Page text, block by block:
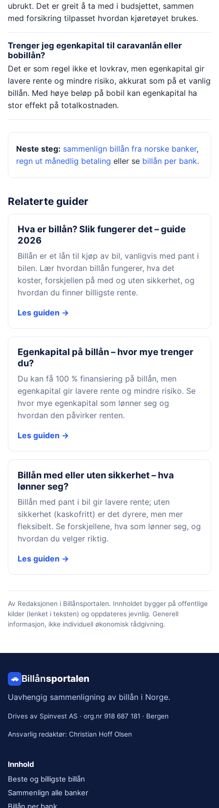
ubrukt. Det er greit å ta med i budsjettet, sammen
med forsikring tilpasset hvordan kjøretøyet brukes.
Trenger jeg egenkapital til caravanlån eller
bobillån?
Det er som regel ikke et lovkrav, men egenkapital gir
lavere rente og mindre risiko, akkurat som på et vanlig
billån. Med høye beløp på bobil kan egenkapital ha
stor effekt på totalkostnaden.
Neste steg: sammenlign billån fra norske banker,
regn ut månedlig betaling eller se billån per bank.
Relaterte guider
Hva er billån? Slik fungerer det – guide
2026
Billån er et lån til kjøp av bil, vanligvis med pant i
bilen. Lær hvordan billån fungerer, hva det
koster, forskjellen på med og uten sikkerhet, og
hvordan du finner billigste rente.
Les guiden →
Egenkapital på billån – hvor mye trenger
du?
Du kan få 100 % finansiering på billån, men
egenkapital gir lavere rente og mindre risiko. Se
hvor mye egenkapital som lønner seg og
hvordan den påvirker renten.
Les guiden →
Billån med eller uten sikkerhet – hva
lønner seg?
Billån med pant i bil gir lavere rente; uten
sikkerhet (kaskofritt) er det dyrere, men mer
fleksibelt. Se forskjellene, hva som lønner seg, og
hvordan du velger riktig.
Les guiden →
Av Redaksjonen i Billånsportalen. Innholdet bygger på offentlige
kilder (lenket i teksten) og oppdateres jevnlig. Generell
informasjon, ikke individuell økonomisk rådgivning.
🚗 Billånsportalen
Uavhengig sammenligning av billån i Norge.
Drives av Spinvest AS · org.nr 918 687 181 · Bergen
Ansvarlig redaktør: Christian Hoff Olsen
Innhold
Beste og billigste billån
Sammenlign alle banker